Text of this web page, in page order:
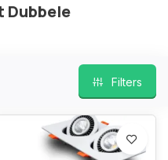
Dubbele
Filters